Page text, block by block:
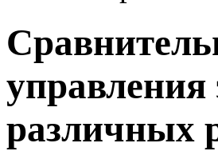
различных